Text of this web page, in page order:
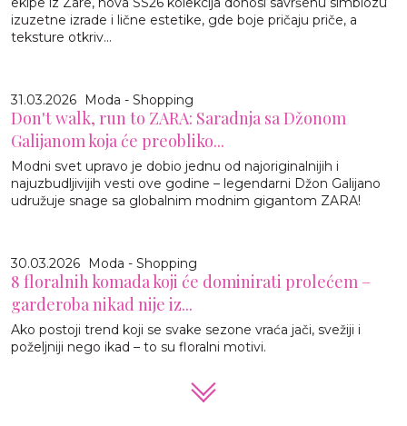
izuzetne izrade i lične estetike, gde boje pričaju priče, a
teksture otkriv...
31.03.2026 Moda - Shopping
Don't walk, run to ZARA: Saradnja sa Džonom
Galijanom koja će preobliko...
Modni svet upravo je dobio jednu od najoriginalnijih i
najuzbudljivijih vesti ove godine – legendarni Džon Galijano
udružuje snage sa globalnim modnim gigantom ZARA!
30.03.2026 Moda - Shopping
8 floralnih komada koji će dominirati prolećem –
garderoba nikad nije iz...
Ako postoji trend koji se svake sezone vraća jači, svežiji i
poželjniji nego ikad – to su floralni motivi.